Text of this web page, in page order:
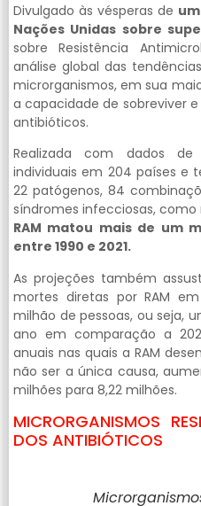
Divulgado às vésperas de
Nações Unidas sobre
sobre Resistência
análise global das
microrganismos, em sua
a capacidade de sobreviver
antibióticos.
Realizada com dados
individuais em 204 países e
22 patógenos, 84
síndromes infecciosas,
RAM matou mais de um
entre 1990 e 2021.
As projeções também
mortes diretas por RAM
milhão de pessoas, ou seja,
ano em comparação a
anuais nas quais a RAM
não ser a única causa,
milhões para 8,22 milhões.
MICRORGANISMOS
DOS ANTIBIÓTICOS